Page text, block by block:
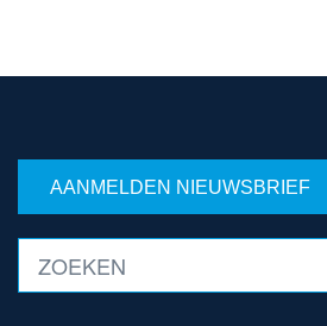
AANMELDEN NIEUWSBRIEF